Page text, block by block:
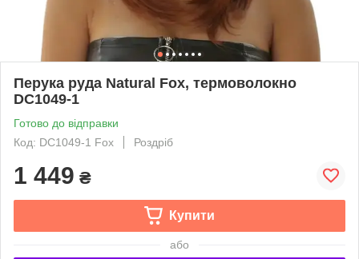
Перука руда Natural Fox, термоволокно
DC1049-1
Готово до відправки
Код: DC1049-1 Fox
Роздріб
1 449 ₴
Купити
або